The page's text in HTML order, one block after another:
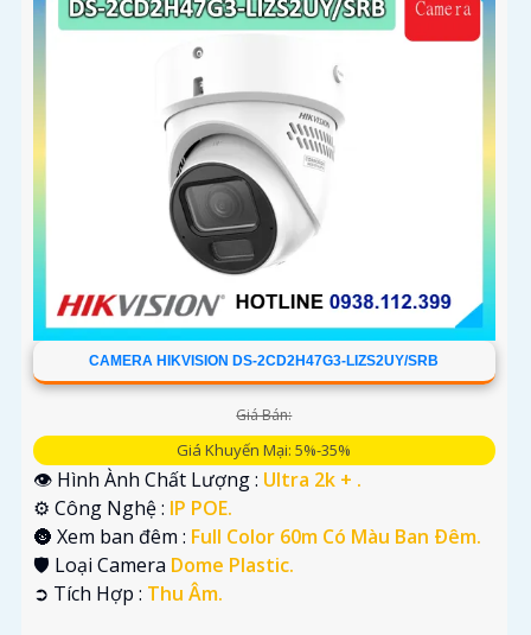
CAMERA HIKVISION DS-2CD2H47G3-LIZS2UY/SRB
Giá Bán:
Giá Khuyến Mại: 5%-35%
👁 Hình Ành Chất Lượng : Ultra 2k + .
⚙ Công Nghệ : IP POE.
🌚 Xem ban đêm : Full Color 60m Có Màu Ban Ðêm.
🛡 Loại Camera Dome Plastic.
️➲ Tích Hợp : Thu Âm.